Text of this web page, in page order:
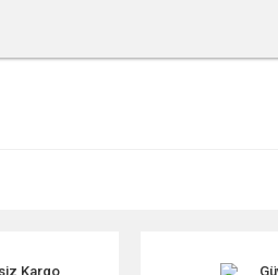
Kargo